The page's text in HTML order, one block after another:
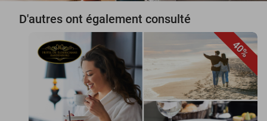
D'autres ont également consulté
40%